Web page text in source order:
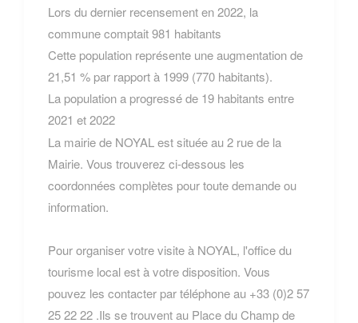
Lors du dernier recensement en 2022, la
commune comptait 981 habitants
Cette population représente une augmentation de
21,51 % par rapport à 1999 (770 habitants).
La population a progressé de 19 habitants entre
2021 et 2022
La mairie de NOYAL est située au 2 rue de la
Mairie. Vous trouverez ci-dessous les
coordonnées complètes pour toute demande ou
information.
Pour organiser votre visite à NOYAL, l'office du
tourisme local est à votre disposition. Vous
pouvez les contacter par téléphone au +33 (0)2 57
25 22 22 .Ils se trouvent au Place du Champ de